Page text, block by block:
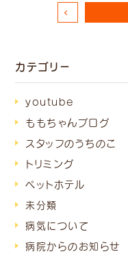
カテゴリー
youtube
ももちゃんブログ
スタッフのうちのこ
トリミング
ペットホテル
未分類
病気について
病院からのお知らせ